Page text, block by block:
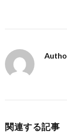
関連する記事